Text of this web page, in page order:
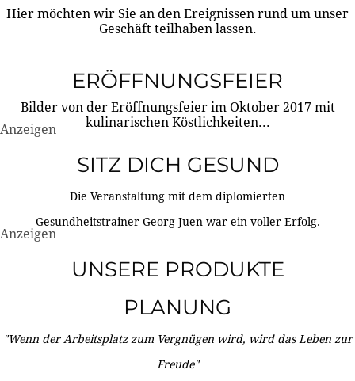
Hier möchten wir Sie an den Ereignissen rund um unser
Geschäft teilhaben lassen.
ERÖFFNUNGSFEIER
Bilder von der Eröffnungsfeier im Oktober 2017 mit
kulinarischen Köstlichkeiten...
Anzeigen
SITZ DICH GESUND
Die Veranstaltung mit dem diplomierten
Gesundheitstrainer Georg Juen war ein voller Erfolg.
Anzeigen
UNSERE PRODUKTE
PLANUNG
"Wenn der Arbeitsplatz zum Vergnügen wird, wird das Leben zur
Freude"